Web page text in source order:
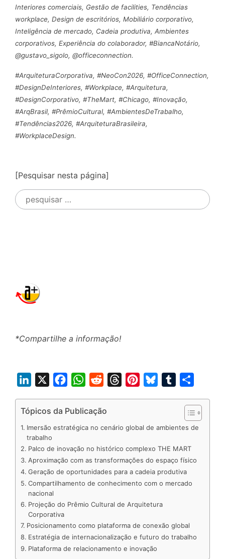
Interiores comerciais, Gestão de facilities, Tendências
workplace, Design de escritórios, Mobiliário corporativo,
Inteligência de mercado, Cadeia produtiva, Ambientes
corporativos, Experiência do colaborador, #BiancaNotário,
@gustavo_sigolo, @officeconnection.
#ArquiteturaCorporativa, #NeoCon2026, #OfficeConnection,
#DesignDeInteriores, #Workplace, #Arquitetura,
#DesignCorporativo, #TheMart, #Chicago, #Inovação,
#ArqBrasil, #PrêmioCultural, #AmbientesDeTrabalho,
#Tendências2026, #ArquiteturaBrasileira,
#WorkplaceDesign.
[Pesquisar nesta página]
Pesquisar
por:
*Compartilhe a informação!
n
e
d
I
n
c
o
o
k
W
a
A
p
d
t
d
s
r
e
k
y
r
a
r
Tópicos da Publicação
Imersão estratégica no cenário global de ambientes de
trabalho
Palco de inovação no histórico complexo THE MART
Aproximação com as transformações do espaço físico
Geração de oportunidades para a cadeia produtiva
Compartilhamento de conhecimento com o mercado
nacional
Projeção do Prêmio Cultural de Arquitetura
Corporativa
Posicionamento como plataforma de conexão global
Estratégia de internacionalização e futuro do trabalho
Plataforma de relacionamento e inovação